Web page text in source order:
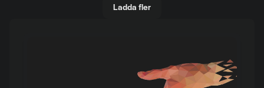
Ladda fler